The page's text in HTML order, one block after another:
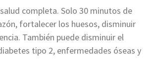
completa. Solo 30 minutos de
fortalecer los huesos, disminuir
También puede disminuir el
tipo 2, enfermedades óseas y